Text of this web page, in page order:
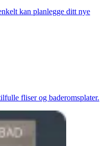
kan planlegge ditt nye
fliser og baderomsplater.